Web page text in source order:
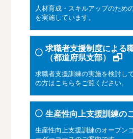
人材育成・スキルアップのため
を実施しています。
求職者支援制度による
（都道府県支部）
求職者支援訓練の実施を検討し
の方はこちらをご覧ください。
生産性向上支援訓練の
生産性向上支援訓練のオープン